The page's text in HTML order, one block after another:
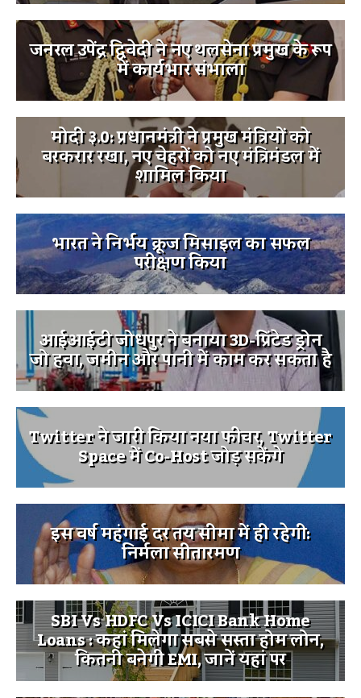
जनरल उपेंद्र द्विवेदी ने नए थलसेना प्रमुख के रूप
में कार्यभार संभाला
मोदी ३.0: प्रधानमंत्री ने प्रमुख मंत्रियों को
बरकरार रखा, नए चेहरों को नए मंत्रिमंडल में
शामिल किया
भारत ने निर्भय क्रूज मिसाइल का सफल
परीक्षण किया
आईआईटी जोधपुर ने बनाया 3D-प्रिंटेड ड्रोन
जो हवा, जमीन और पानी में काम कर सकता है
Twitter ने जारी किया नया फीचर, Twitter
Space में Co-Host जोड़ सकेंगे
इस वर्ष महंगाई दर तय सीमा में ही रहेगी:
निर्मला सीतारमण
SBI Vs HDFC Vs ICICI Bank Home
Loans : कहां मिलेगा सबसे सस्ता होम लोन,
कितनी बनेगी EMI, जानें यहां पर